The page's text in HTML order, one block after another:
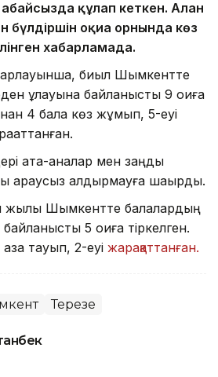
құлап кеткен. Алған
бүлдіршін оқиға орнында көз
хабарламада.
биыл Шымкентте
құлауына байланысты 9 оқиға
4 бала көз жұмып, 5-еуі
ата-аналар мен заңды
қараусыз қалдырмауға шақырды.
жылы Шымкентте балалардың
5 оқиға тіркелген.
тауып, 2-еуі жарақаттанған.
Терезе